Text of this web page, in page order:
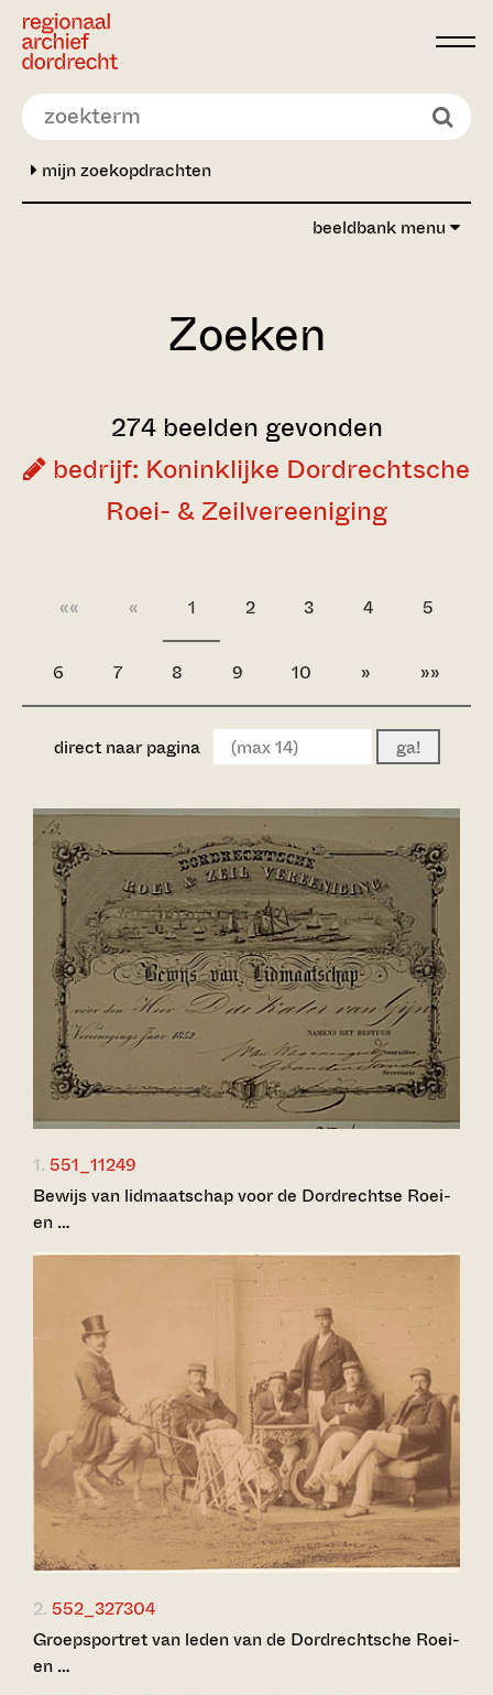
Ga direct naar de inhoud
mijn zoekopdrachten
beeldbank menu
Zoeken
274 beelden gevonden
bedrijf: Koninklijke Dordrechtsche
Roei- & Zeilvereeniging
«« « 1 2 3 4 5
6 7 8 9 10 » »»
direct naar pagina ga!
1. 551_11249
Bewijs van lidmaatschap voor de Dordrechtse Roei-
en …
2. 552_327304
Groepsportret van leden van de Dordrechtsche Roei-
en …